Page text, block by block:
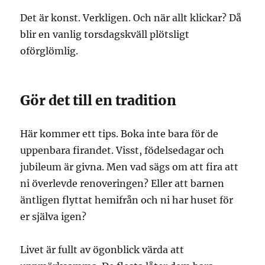
Det är konst. Verkligen. Och när allt klickar? Då
blir en vanlig torsdagskväll plötsligt
oförglömlig.
Gör det till en tradition
Här kommer ett tips. Boka inte bara för de
uppenbara firandet. Visst, födelsedagar och
jubileum är givna. Men vad sägs om att fira att
ni överlevde renoveringen? Eller att barnen
äntligen flyttat hemifrån och ni har huset för
er själva igen?
Livet är fullt av ögonblick värda att